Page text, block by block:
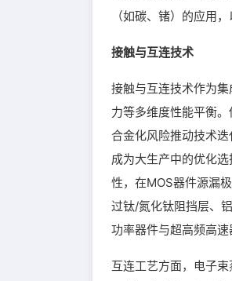
（如碳、锗）的应用
接触与互连技术
接触与互连技术作为
力等多维度性能平衡
合金化风险推动技术
成为大生产中的优化
性，在MOS器件源漏
过钛/氮化钛阻挡层、
功率器件与超高频高速
互连工艺方面，电子